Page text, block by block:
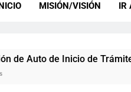
INICIO MISIÓN/VISIÓN
de Inicio de Trámite